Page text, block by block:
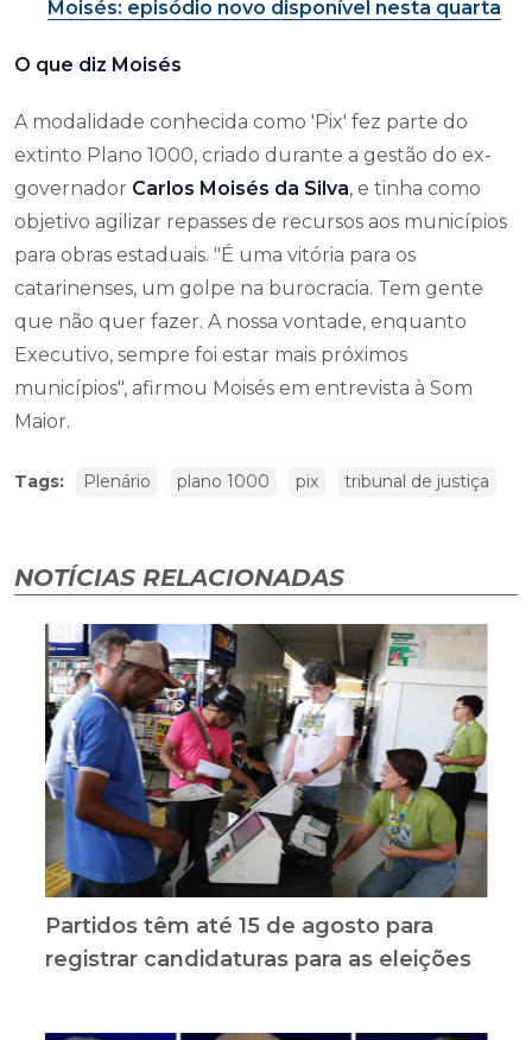
Moisés: episódio novo disponível nesta quarta
O que diz Moisés
A modalidade conhecida como 'Pix' fez parte do
extinto Plano 1000, criado durante a gestão do ex-
governador Carlos Moisés da Silva, e tinha como
objetivo agilizar repasses de recursos aos municípios
para obras estaduais. "É uma vitória para os
catarinenses, um golpe na burocracia. Tem gente
que não quer fazer. A nossa vontade, enquanto
Executivo, sempre foi estar mais próximos
municípios", afirmou Moisés em entrevista à Som
Maior.
Tags: Plenário plano 1000 pix tribunal de justiça
NOTÍCIAS RELACIONADAS
Partidos têm até 15 de agosto para
registrar candidaturas para as eleições